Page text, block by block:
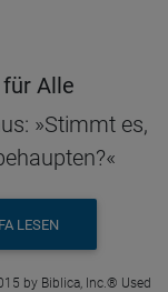
Alle
»Stimmt es,
LESEN
by Biblica, Inc.® Used